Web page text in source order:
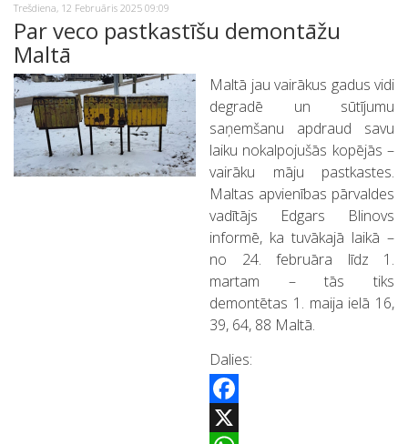
Trešdiena, 12 Februāris 2025 09:09
Par veco pastkastīšu demontāžu
Maltā
Maltā jau vairākus gadus vidi
degradē un sūtījumu
saņemšanu apdraud savu
laiku nokalpojušās kopējās –
vairāku māju pastkastes.
Maltas apvienības pārvaldes
vadītājs Edgars Blinovs
informē, ka tuvākajā laikā –
no 24. februāra līdz 1.
martam – tās tiks
demontētas 1. maija ielā 16,
39, 64, 88 Maltā.
Dalies:
Facebook